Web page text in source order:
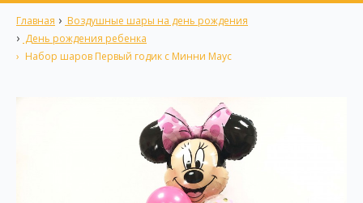
Главная
Воздушные шары на день рождения
День рождения ребенка
Набор шаров Первый годик с Минни Маус